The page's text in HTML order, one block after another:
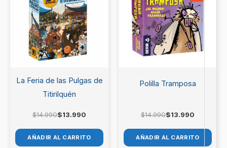
La Feria de las Pulgas de
Titirilquén
$14.990
$14.990.
$13.990
$13.990.
AÑADIR AL CARRITO
Polilla Tramposa
$14.990
$14.990.
$13.990
$13.990.
AÑADIR AL CARRITO